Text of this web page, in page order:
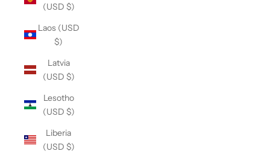
(USD $)
Laos (USD
$)
Latvia
(USD $)
Lesotho
(USD $)
Liberia
(USD $)